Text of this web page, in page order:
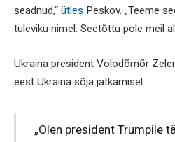
seadnud,“ ütles Peskov. „Teeme
tuleviku nimel. Seetõttu pole meil
Ukraina president Volodõmõr
eest Ukraina sõja jätkamisel.
„Olen president Trumpile